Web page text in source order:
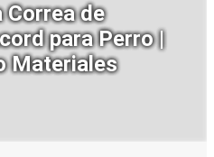
Correa de
para Perro |
Materiales